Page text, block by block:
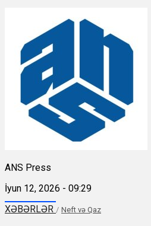
ANS Press
İyun 12, 2026 - 09:29
XƏBƏRLƏR / Neft və Qaz